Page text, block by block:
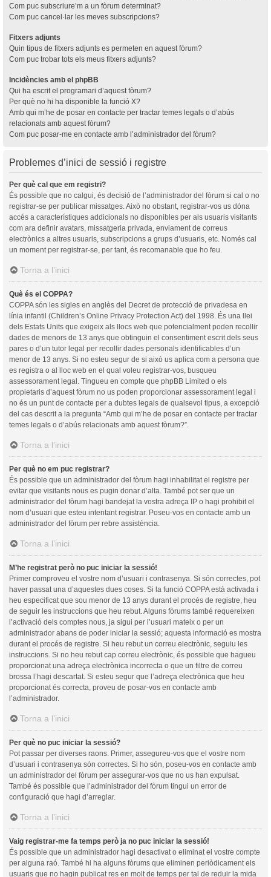
Com puc subscriure’m a un fòrum determinat?
Com puc cancel·lar les meves subscripcions?
Fitxers adjunts
Quin tipus de fitxers adjunts es permeten en aquest fòrum?
Com puc trobar tots els meus fitxers adjunts?
Incidències amb el phpBB
Qui ha escrit el programari d’aquest fòrum?
Per què no hi ha disponible la funció X?
Amb qui m’he de posar en contacte per tractar temes legals o d’abús
relacionats amb aquest fòrum?
Com puc posar-me en contacte amb l’administrador del fòrum?
Problemes d’inici de sessió i registre
Per què cal que em registri?
És possible que no calgui, és decisió de l’administrador del fòrum si cal o no
registrar-se per publicar missatges. Això no obstant, registrar-vos us dóna
accés a característiques addicionals no disponibles per als usuaris visitants
com ara definir avatars, missatgeria privada, enviament de correus
electrònics a altres usuaris, subscripcions a grups d’usuaris, etc. Només cal
un moment per registrar-se, per tant, és recomanable que ho feu.
Torna a l’inici
Què és el COPPA?
COPPA són les sigles en anglès del Decret de protecció de privadesa en
línia infantil (Children’s Online Privacy Protection Act) del 1998. És una llei
dels Estats Units que exigeix als llocs web que potencialment poden recollir
dades de menors de 13 anys que obtinguin el consentiment escrit dels seus
pares o d’un tutor legal per recollir dades personals identificables d’un
menor de 13 anys. Si no esteu segur de si això us aplica com a persona que
es registra o al lloc web en el qual voleu registrar-vos, busqueu
assessorament legal. Tingueu en compte que phpBB Limited o els
propietaris d’aquest fòrum no us poden proporcionar assessorament legal i
no és un punt de contacte per a dubtes legals de qualsevol tipus, a excepció
del cas descrit a la pregunta “Amb qui m’he de posar en contacte per tractar
temes legals o d’abús relacionats amb aquest fòrum?”.
Torna a l’inici
Per què no em puc registrar?
És possible que un administrador del fòrum hagi inhabilitat el registre per
evitar que visitants nous es pugin donar d’alta. També pot ser que un
administrador del fòrum hagi bandejat la vostra adreça IP o hagi prohibit el
nom d’usuari que esteu intentant registrar. Poseu-vos en contacte amb un
administrador del fòrum per rebre assistència.
Torna a l’inici
M’he registrat però no puc iniciar la sessió!
Primer comproveu el vostre nom d’usuari i contrasenya. Si són correctes, pot
haver passat una d’aquestes dues coses. Si la funció COPPA està activada i
heu especificat que sou menor de 13 anys durant el procés de registre, heu
de seguir les instruccions que heu rebut. Alguns fòrums també requereixen
l’activació dels comptes nous, ja sigui per l’usuari mateix o per un
administrador abans de poder iniciar la sessió; aquesta informació es mostra
durant el procés de registre. Si heu rebut un correu electrònic, seguiu les
instruccions. Si no heu rebut cap correu electrònic, és possible que hagueu
proporcionat una adreça electrònica incorrecta o que un filtre de correu
brossa l’hagi descartat. Si esteu segur que l’adreça electrònica que heu
proporcionat és correcta, proveu de posar-vos en contacte amb
l’administrador.
Torna a l’inici
Per què no puc iniciar la sessió?
Pot passar per diverses raons. Primer, assegureu-vos que el vostre nom
d’usuari i contrasenya són correctes. Si ho són, poseu-vos en contacte amb
un administrador del fòrum per assegurar-vos que no us han expulsat.
També és possible que l’administrador del fòrum tingui un error de
configuració que hagi d’arreglar.
Torna a l’inici
Vaig registrar-me fa temps però ja no puc iniciar la sessió!
És possible que un administrador hagi desactivat o eliminat el vostre compte
per alguna raó. També hi ha alguns fòrums que eliminen periòdicament els
usuaris que no hagin publicat res en molt de temps per tal de reduir la mida